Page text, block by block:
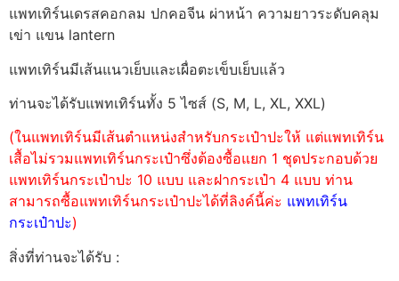
แพทเทิร์นเดรสคอกลม ปกคอจีน ผ่าหน้า ความยาวระดับคลุม
เข่า แขน lantern
แพทเทิร์นมีเส้นแนวเย็บและเผื่อตะเข็บเย็บแล้ว
ท่านจะได้รับแพทเทิร์นทั้ง 5 ไซส์ (S, M, L, XL, XXL)
(ในแพทเทิร์นมีเส้นตำแหน่งสำหรับกระเป๋าปะให้ แต่แพทเทิร์น
เสื้อไม่รวมแพทเทิร์นกระเป๋าซึ่งต้องซื้อแยก 1 ชุดประกอบด้วย
แพทเทิร์นกระเป๋าปะ 10 แบบ และฝากระเป๋า 4 แบบ ท่าน
สามารถซื้อแพทเทิร์นกระเป๋าปะได้ที่ลิงค์นี้ค่ะ แพทเทิร์น
กระเป๋าปะ)
สิ่งที่ท่านจะได้รับ :